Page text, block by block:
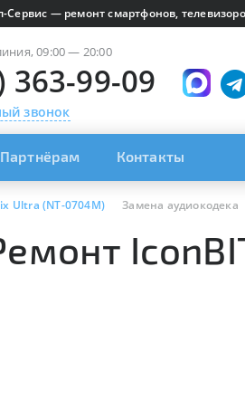
— ремонт смартфонов,
09:00 — 20:00
363-99-09
звонок
Партнёрам Контакты
Ultra (NT-0704M) Замена аудиокодека